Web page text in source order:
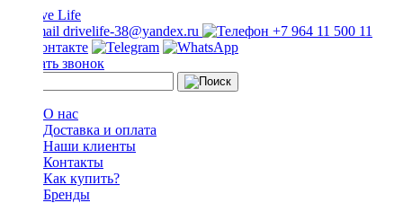
drivelife-38@yandex.ru +7 964 11 500 11
Заказать звонок
О нас
Доставка и оплата
Наши клиенты
Контакты
Как купить?
Бренды